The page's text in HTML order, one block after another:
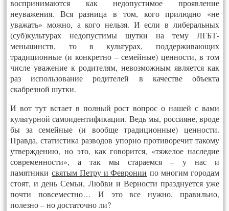
воспринимаются как недопустимое проявление
неуважения. Вся разница в том, кого прилюдно «не
уважать» можно, а кого нельзя. И если в либеральных
(суб)культурах недопустимы шутки на тему ЛГБТ-
меньшинств, то в культурах, поддерживающих
традиционные (и конкретно – семейные) ценности, в том
числе уважение к родителям, невозможным является как
раз использование родителей в качестве объекта
скабрезной шутки.
И вот тут встает в полный рост вопрос о нашей с вами
культурной самоидентификации. Ведь мы, россияне, вроде
бы за семейные (и вообще традиционные) ценности.
Правда, статистика разводов упорно противоречит такому
утверждению, но это, как говорится, «тяжелое наследие
современности», а так мы стараемся – у нас и
памятники святым Петру и Февронии по многим городам
стоят, и день Семьи, Любви и Верности празднуется уже
почти повсеместно… И это все нужно, правильно,
полезно – но достаточно ли?